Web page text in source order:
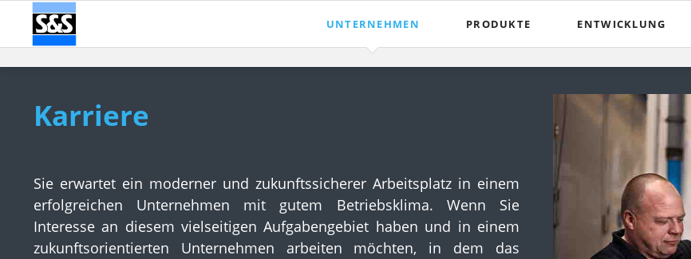
UNTERNEHMEN PRODUKTE
Kälte- und Klimaindustrie
weitere Produkte
ENTWICKLUNG
Prototypenbau
Erprobung
Karriere
Sie erwartet ein moderner und zukunftssicherer Arbeitsplatz in einem
erfolgreichen Unternehmen mit gutem Betriebsklima. Wenn Sie
Interesse an diesem vielseitigen Aufgabengebiet haben und in einem
zukunftsorientierten Unternehmen arbeiten möchten, in dem das